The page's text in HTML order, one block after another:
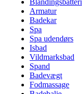
Blandingsbatteri
Armatur
Badekar
Spa
Spa udendørs
Isbad
Vildmarksbad
Spand
Badevægt
Fodmassage